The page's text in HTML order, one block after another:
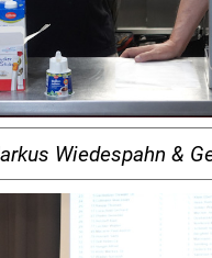
Wiedespahn &